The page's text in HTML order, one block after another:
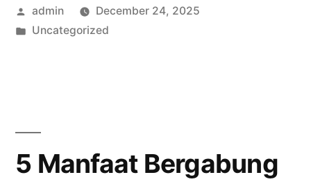
FPG
Indonesia”
Posted
by
admin
December 24, 2025
Posted
Uncategorized
5 Manfaat Bergabung